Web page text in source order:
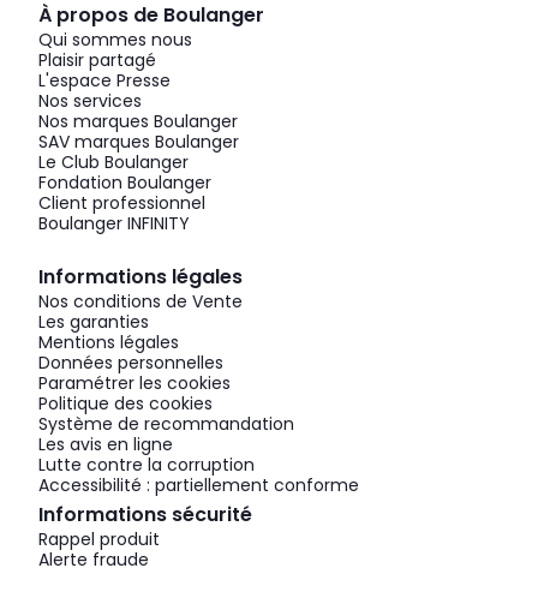
À propos de Boulanger
Qui sommes nous
Plaisir partagé
L'espace Presse
Nos services
Nos marques Boulanger
SAV marques Boulanger
Le Club Boulanger
Fondation Boulanger
Client professionnel
Boulanger INFINITY
Informations légales
Nos conditions de Vente
Les garanties
Mentions légales
Données personnelles
Paramétrer les cookies
Politique des cookies
Système de recommandation
Les avis en ligne
Lutte contre la corruption
Accessibilité : partiellement conforme
Informations sécurité
Rappel produit
Alerte fraude